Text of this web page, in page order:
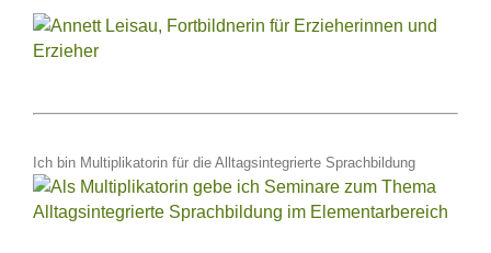
Ich bin Multiplikatorin für die Alltagsintegrierte Sprachbildung